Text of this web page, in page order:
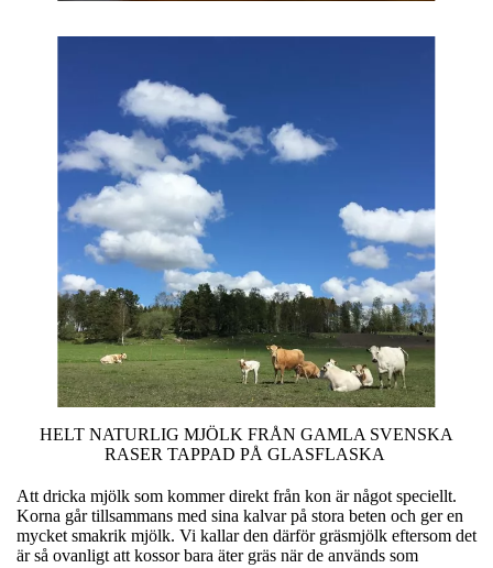
HELT NATURLIG MJÖLK FRÅN GAMLA SVENSKA
RASER TAPPAD PÅ GLASFLASKA
Att dricka mjölk som kommer direkt från kon är något speciellt.
Korna går tillsammans med sina kalvar på stora beten och ger en
mycket smakrik mjölk. Vi kallar den därför gräsmjölk eftersom det
är så ovanligt att kossor bara äter gräs när de används som